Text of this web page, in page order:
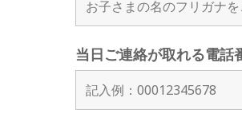
当日ご連絡が取れる電話